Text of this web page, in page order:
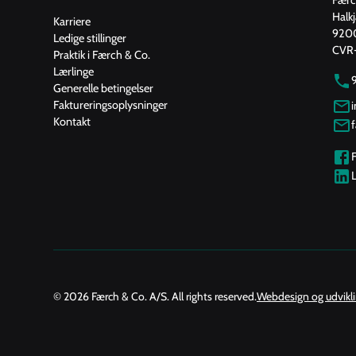
Karriere
Ledige stillinger
Praktik i Færch & Co.
Lærlinge
Generelle betingelser
Faktureringsoplysninger
Kontakt
© 2026 Færch & Co. A/S. All rights reserved.Webdesign og